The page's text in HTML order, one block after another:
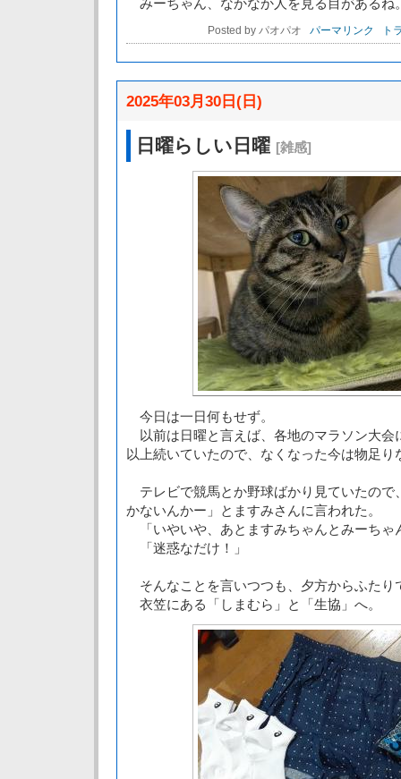
みーちゃん、なかなか人を見る目があるね
Posted by パオパオ パーマリンク ト
2025年03月30日(日)
日曜らしい日曜 [雑感]
今日は一日何もせず。
以前は日曜と言えば、各地のマラソン大会
以上続いていたので、なくなった今は物足り
テレビで競馬とか野球ばかり見ていたので
かないんかー」とますみさんに言われた。
「いやいや、あとますみちゃんとみーちゃ
「迷惑なだけ！」
そんなことを言いつつも、夕方からふたり
衣笠にある「しまむら」と「生協」へ。